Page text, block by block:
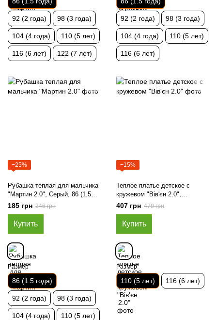
92 (2 года) 98 (3 года)
104 (4 года) 110 (5 лет)
116 (6 лет) 122 (7 лет)
92 (2 года) 98 (3 года)
104 (4 года) 110 (5 лет)
116 (6 лет)
−25%
Рубашка теплая для мальчика
"Мартин 2.0", Серый, 86 (1.5
года)
185 грн 246 грн
Купить
Размер
86 (1.5 года)
92 (2 года) 98 (3 года)
104 (4 года) 110 (5 лет)
−15%
Теплое платье детское с
кружевом "Вів'єн 2.0",
Красный, 110 (5 лет)
407 грн 479 грн
Купить
Размер
110 (5 лет) 116 (6 лет)